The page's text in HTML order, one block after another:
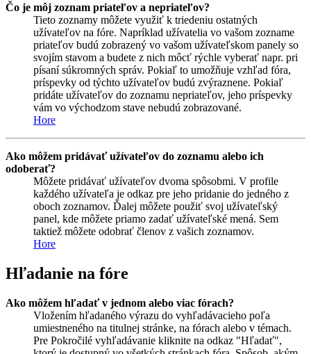
Čo je môj zoznam priateľov a nepriateľov?
Tieto zoznamy môžete využiť k triedeniu ostatných
užívateľov na fóre. Napríklad užívatelia vo vašom zozname
priateľov budú zobrazený vo vašom užívateľskom panely so
svojím stavom a budete z nich môcť rýchle vyberať napr. pri
písaní súkromných správ. Pokiaľ to umožňuje vzhľad fóra,
príspevky od týchto užívateľov budú zvýraznene. Pokiaľ
pridáte užívateľov do zoznamu nepriateľov, jeho príspevky
vám vo východzom stave nebudú zobrazované.
Hore
Ako môžem pridávať užívateľov do zoznamu alebo ich
odoberať?
Môžete pridávať užívateľov dvoma spôsobmi. V profile
každého užívateľa je odkaz pre jeho pridanie do jedného z
oboch zoznamov. Ďalej môžete použiť svoj užívateľský
panel, kde môžete priamo zadať užívateľské mená. Sem
taktiež môžete odobrať členov z vašich zoznamov.
Hore
Hľadanie na fóre
Ako môžem hľadať v jednom alebo viac fórach?
Vložením hľadaného výrazu do vyhľadávacieho poľa
umiestneného na titulnej stránke, na fórach alebo v témach.
Pre Pokročilé vyhľadávanie kliknite na odkaz "Hľadať",